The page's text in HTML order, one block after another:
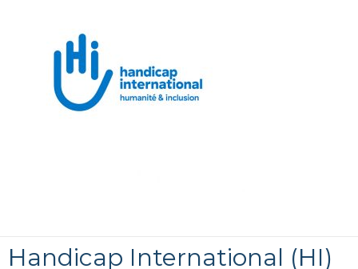
Handicap International (HI)